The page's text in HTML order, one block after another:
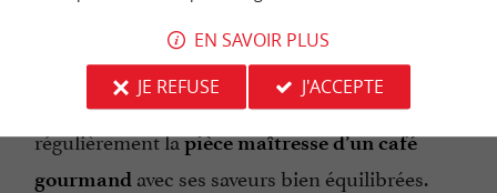
de lait, d’œuf, de rhum et de vanille est
incontournable pour le dessertou pour le
goûter, accompagné par un café. Il est d’ailleurs
régulièrement lapièce maîtresse d’un café
gourmand avec ses saveurs bien équilibrées.
EN SAVOIR PLUS
JE REFUSE
J'ACCEPTE